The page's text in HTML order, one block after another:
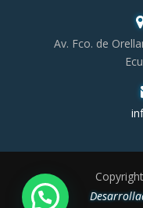
Av. Fco. de